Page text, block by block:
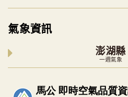
氣象資訊
澎湖縣
一週氣象
內嵌空氣品質小工具為視